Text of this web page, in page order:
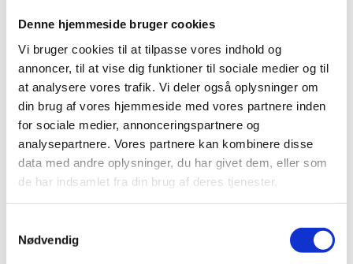
Denne hjemmeside bruger cookies
Vi bruger cookies til at tilpasse vores indhold og
annoncer, til at vise dig funktioner til sociale medier og til
at analysere vores trafik. Vi deler også oplysninger om
din brug af vores hjemmeside med vores partnere inden
for sociale medier, annonceringspartnere og
analysepartnere. Vores partnere kan kombinere disse
data med andre oplysninger, du har givet dem, eller som
de har indsamlet fra din brug af deres tjenester.
Nødvendig
Leverancer og opgaver under
projektet